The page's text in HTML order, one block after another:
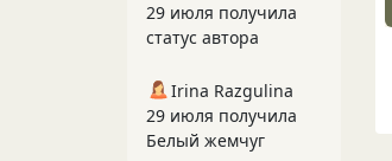
29 июля получила
статус автора
Irina Razgulina
29 июля получила
Белый жемчуг